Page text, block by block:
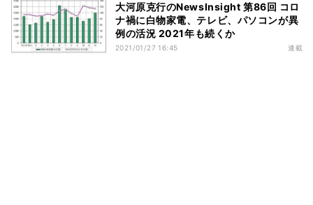
大河原克行のNewsInsight 第86回 コロ
ナ禍に白物家電、テレビ、パソコンが異
例の活況 2021年も続くか
2021/01/27 16:45 連載